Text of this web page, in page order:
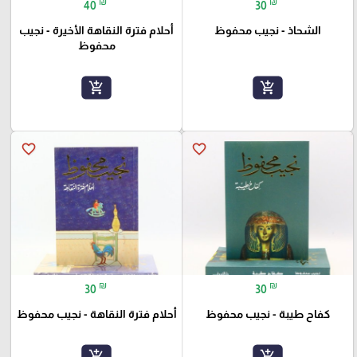
30
الشحاذ - نجيب محفوظ
add_shopping_cart
40
أحلام فترة النقاهة الأخيرة - نجيب
محفوظ
add_shopping_cart
favorite_border
30 ₪
كفاح طيبة - نجيب محفوظ
favorite_border
30 ₪
أحلام فترة النقاهة - نجيب محفوظ